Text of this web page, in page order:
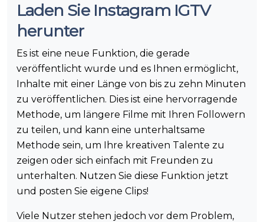
Laden Sie Instagram IGTV
herunter
Es ist eine neue Funktion, die gerade
veröffentlicht wurde und es Ihnen ermöglicht,
Inhalte mit einer Länge von bis zu zehn Minuten
zu veröffentlichen. Dies ist eine hervorragende
Methode, um längere Filme mit Ihren Followern
zu teilen, und kann eine unterhaltsame
Methode sein, um Ihre kreativen Talente zu
zeigen oder sich einfach mit Freunden zu
unterhalten. Nutzen Sie diese Funktion jetzt
und posten Sie eigene Clips!
Viele Nutzer stehen jedoch vor dem Problem,